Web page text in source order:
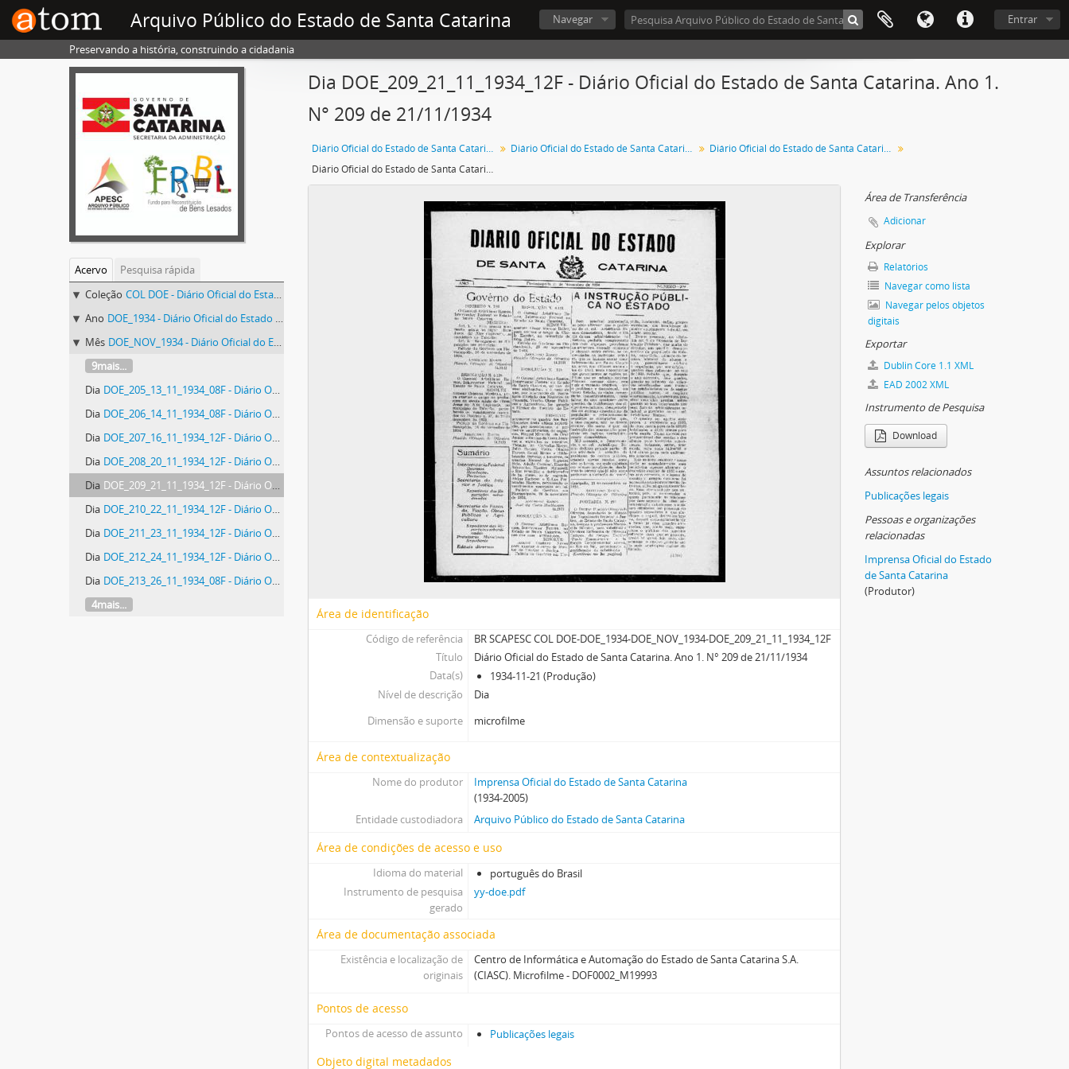
Arquivo Público do Estado de Santa Catarina Entrar
Navegar
Preservando a história, construindo a cidadania
Acervo
Pesquisa rápida
Coleção COL DOE - Diário Oficial do Estado de Santa Catarina
Ano DOE_1934 - Diário Oficial do Estado de Santa Catarina. 1934
Mês DOE_NOV_1934 - Diário Oficial do Estado de Santa Catarina. Novembro de 1934
9mais...
Dia DOE_205_13_11_1934_08F - Diário Oficial do Estado de Santa Catarina. Ano 1. N° 205 de 13/11/1934
Dia DOE_206_14_11_1934_08F - Diário Oficial do Estado de Santa Catarina. Ano 1. N° 206 de 14/11/1934
Dia DOE_207_16_11_1934_12F - Diário Oficial do Estado de Santa Catarina. Ano 1. N° 207 de 16/11/1934
Dia DOE_208_20_11_1934_12F - Diário Oficial do Estado de Santa Catarina. Ano 1. N° 208 de 20/11/1934
Dia DOE_209_21_11_1934_12F - Diário Oficial do Estado de Santa Catarina. Ano 1. N° 209 de 21/11/1934
Dia DOE_210_22_11_1934_12F - Diário Oficial do Estado de Santa Catarina. Ano 1. N° 210 de 22/11/1934
Dia DOE_211_23_11_1934_12F - Diário Oficial do Estado de Santa Catarina. Ano 1. N° 211 de 23/11/1934
Dia DOE_212_24_11_1934_12F - Diário Oficial do Estado de Santa Catarina. Ano 1. N° 212 de 24/11/1934
Dia DOE_213_26_11_1934_08F - Diário Oficial do Estado de Santa Catarina. Ano 1. N° 213 de 26/11/1934
4mais...
Dia DOE_209_21_11_1934_12F - Diário Oficial do Estado de Santa Catarina. Ano 1.
N° 209 de 21/11/1934
Diário Oficial do Estado de Santa Catarina Diário Oficial do Estado de Santa Catarina. 1934
Diário Oficial do Estado de Santa Catarina. Novembro de 1934
Diário Oficial do Estado de Santa Catarina. Ano 1. N° 209 de 21/11/1934
Área de identificação
Código de referência
BR SCAPESC COL DOE-DOE_1934-DOE_NOV_1934-DOE_209_21_11_1934_12F
Título
Diário Oficial do Estado de Santa Catarina. Ano 1. N° 209 de 21/11/1934
Data(s)
1934-11-21 (Produção)
Nível de descrição
Dia
Dimensão e suporte
microfilme
Área de contextualização
Nome do produtor
Imprensa Oficial do Estado de Santa Catarina
(1934-2005)
Entidade custodiadora
Arquivo Público do Estado de Santa Catarina
Área de condições de acesso e uso
Idioma do material
português do Brasil
Instrumento de pesquisa
gerado
yy-doe.pdf
Área de documentação associada
Existência e localização de
originais
Centro de Informática e Automação do Estado de Santa Catarina S.A.
(CIASC). Microfilme - DOF0002_M19993
Pontos de acesso
Pontos de acesso de assunto Publicações legais
Objeto digital metadados
Área de Transferência
Adicionar
Explorar
Relatórios
Navegar como lista
Navegar pelos objetos
digitais
Exportar
Dublin Core 1.1 XML
EAD 2002 XML
Instrumento de Pesquisa
Download
Assuntos relacionados
Publicações legais
Pessoas e organizações
relacionadas
Imprensa Oficial do Estado
de Santa Catarina
(Produtor)